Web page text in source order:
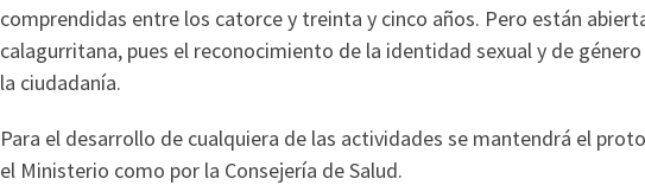
comprendidas entre los catorce y treinta y cinco años. Pero están
calagurritana, pues el reconocimiento de la identidad sexual y de
la ciudadanía.
Para el desarrollo de cualquiera de las actividades se mantendrá el
el Ministerio como por la Consejería de Salud.